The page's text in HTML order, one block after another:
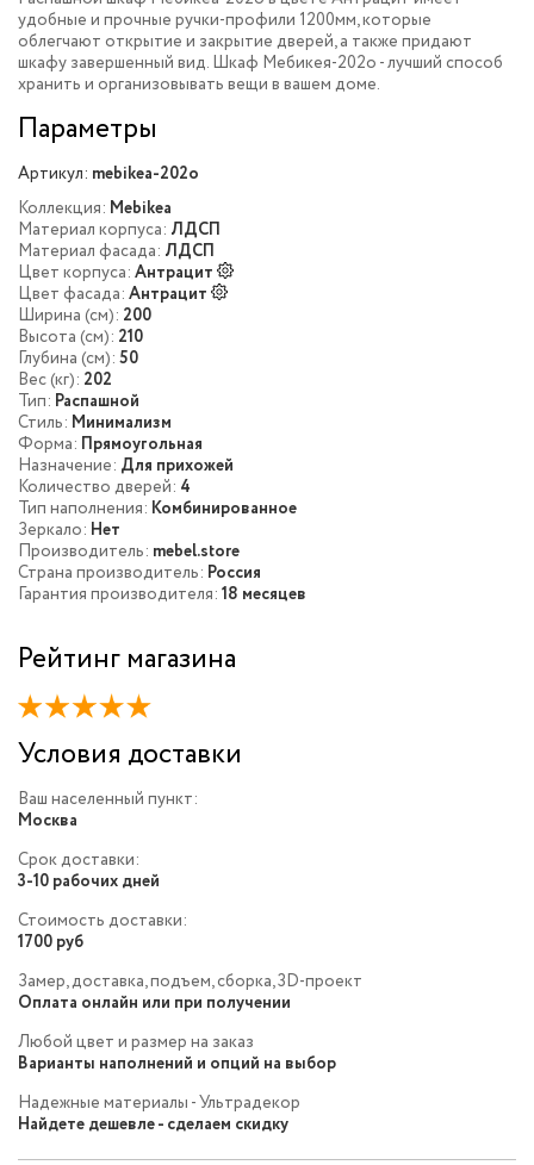
удобные и прочные ручки-профили 1200мм, которые
облегчают открытие и закрытие дверей, а также придают
шкафу завершенный вид. Шкаф Мебикея-202o - лучший способ
хранить и организовывать вещи в вашем доме.
Параметры
Артикул: mebikea-202o
Коллекция: Mebikea
Материал корпуса: ЛДСП
Материал фасада: ЛДСП
Цвет корпуса: Антрацит
Цвет фасада: Антрацит
Ширина (см): 200
Высота (см): 210
Глубина (см): 50
Вес (кг): 202
Тип: Распашной
Стиль: Минимализм
Форма: Прямоугольная
Назначение: Для прихожей
Количество дверей: 4
Тип наполнения: Комбинированное
Зеркало: Нет
Производитель: mebel.store
Страна производитель: Россия
Гарантия производителя: 18 месяцев
Рейтинг магазина
Условия доставки
Ваш населенный пункт:
Москва
Срок доставки:
3-10 рабочих дней
Стоимость доставки:
1700 руб
Замер, доставка, подъем, сборка, 3D-проект
Оплата онлайн или при получении
Любой цвет и размер на заказ
Варианты наполнений и опций на выбор
Надежные материалы - Ультрадекор
Найдете дешевле - сделаем скидку